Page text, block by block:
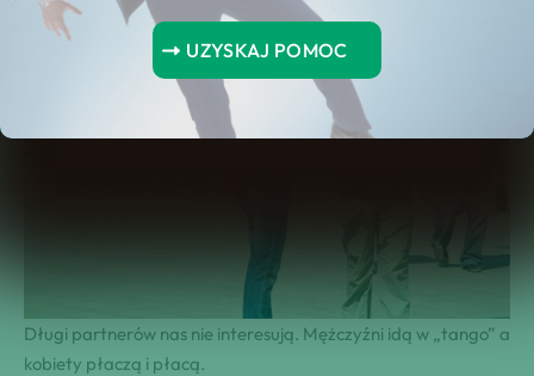
UZYSKAJ POMOC
Długi partnerów nas nie interesują. Mężczyźni idą w „tango” a
kobiety płaczą i płacą.